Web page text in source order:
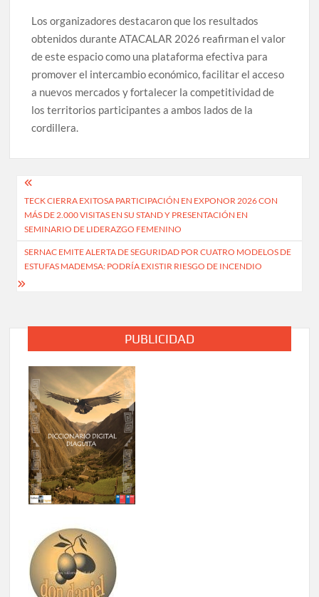
Los organizadores destacaron que los resultados
obtenidos durante ATACALAR 2026 reafirman el valor
de este espacio como una plataforma efectiva para
promover el intercambio económico, facilitar el acceso
a nuevos mercados y fortalecer la competitividad de
los territorios participantes a ambos lados de la
cordillera.
Navegación
de
entradas
TECK CIERRA EXITOSA PARTICIPACIÓN EN EXPONOR 2026 CON
MÁS DE 2.000 VISITAS EN SU STAND Y PRESENTACIÓN EN
SEMINARIO DE LIDERAZGO FEMENINO
SERNAC EMITE ALERTA DE SEGURIDAD POR CUATRO MODELOS DE
ESTUFAS MADEMSA: PODRÍA EXISTIR RIESGO DE INCENDIO
PUBLICIDAD